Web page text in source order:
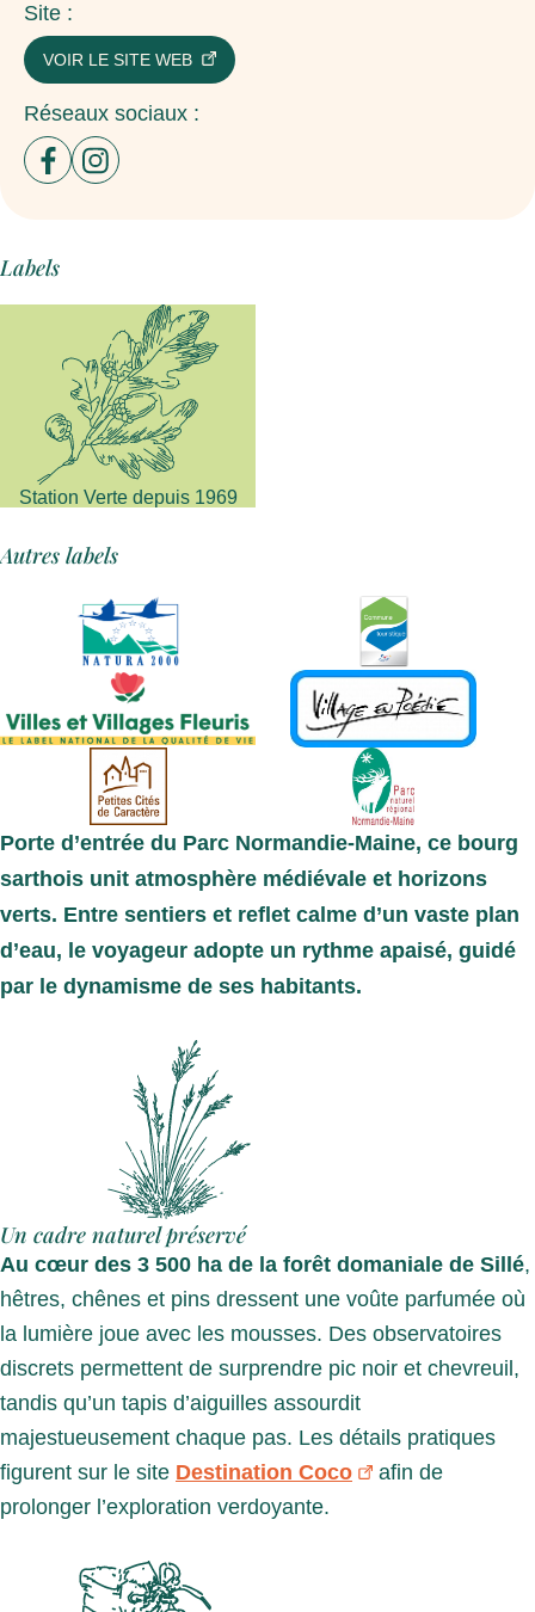
Site :
VOIR LE SITE WEB
Réseaux sociaux :
Ouvrir un nouvel onglet sur le site : facebook
Ouvrir un nouvel onglet sur le site : instagram
Labels
Station Verte depuis 1969
Autres labels
Porte d’entrée du Parc Normandie-Maine, ce bourg
sarthois unit atmosphère médiévale et horizons
verts. Entre sentiers et reflet calme d’un vaste plan
d’eau, le voyageur adopte un rythme apaisé, guidé
par le dynamisme de ses habitants.
Un cadre naturel préservé
Au cœur des 3 500 ha de la forêt domaniale de Sillé,
hêtres, chênes et pins dressent une voûte parfumée où
la lumière joue avec les mousses. Des observatoires
discrets permettent de surprendre pic noir et chevreuil,
tandis qu’un tapis d’aiguilles assourdit
majestueusement chaque pas. Les détails pratiques
figurent sur le site Destination Coco
afin de
prolonger l’exploration verdoyante.